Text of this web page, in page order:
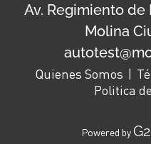
Av. Regimiento de
Molina
Quienes Somos
Politica
Powered by